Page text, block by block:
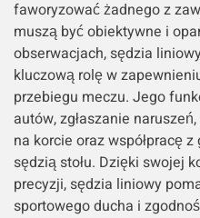
faworyzować żadnego z
muszą być obiektywne i
obserwacjach, sędzia
kluczową rolę w
przebiegu meczu. Jego
autów, zgłaszanie
na korcie oraz współpracę z
sędzią stołu. Dzięki swojej
precyzji, sędzia liniowy
sportowego ducha i